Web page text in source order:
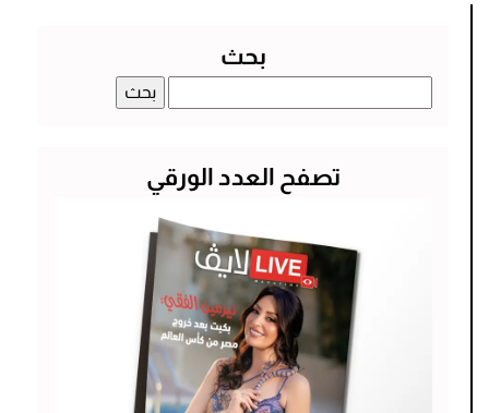
بحث
عن:
تصفح العدد الورقي